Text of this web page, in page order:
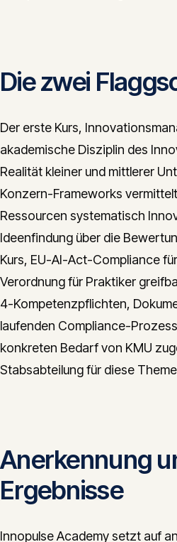
Die zwei
Der erste Kurs,
akademische Disziplin des
Realität kleiner und mittlerer
Konzern-Frameworks
Ressourcen systematisch
Ideenfindung über die
Kurs, EU-AI-Act-Compliance
Verordnung für Praktiker
4-Kompetenzpflichten,
laufenden Compliance-
konkreten Bedarf von KMU
Stabsabteilung für diese
Anerkennung
Ergebnisse
Innopulse Academy setzt auf